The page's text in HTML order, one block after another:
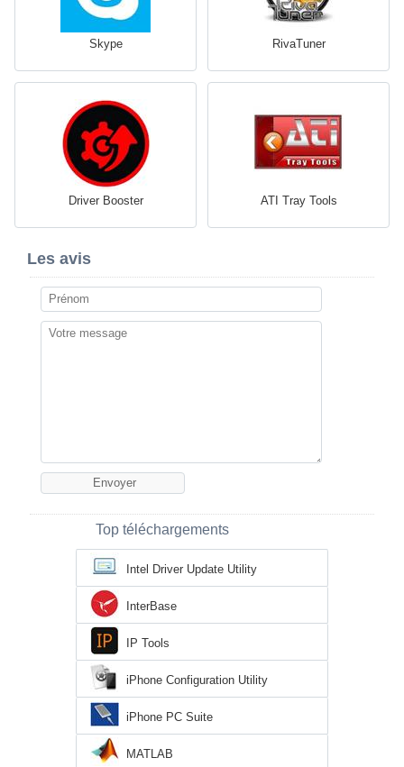
Skype RivaTuner
Driver Booster ATI Tray Tools
Les avis
Top téléchargements
Intel Driver Update Utility
InterBase
IP Tools
iPhone Configuration Utility
iPhone PC Suite
MATLAB